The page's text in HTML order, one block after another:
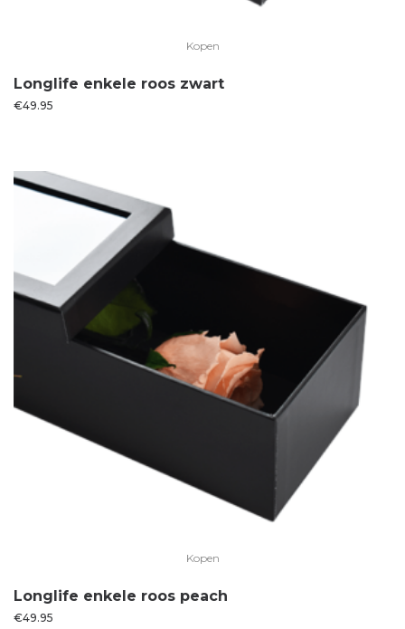
Kopen
Longlife enkele roos zwart
€49.95
Kopen
Longlife enkele roos peach
€49.95